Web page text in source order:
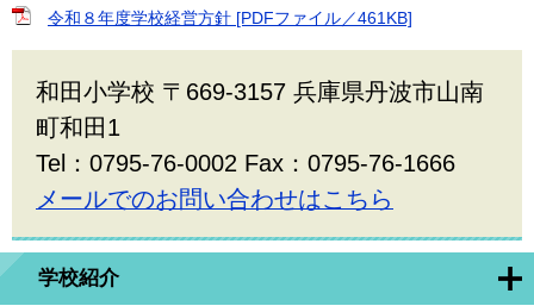
学校紹介
令和８年度学校経営方針 [PDFファイル／461KB]
和田小学校 〒669-3157 兵庫県丹波市山南
町和田1
Tel：0795-76-0002 Fax：0795-76-1666
メールでのお問い合わせはこちら